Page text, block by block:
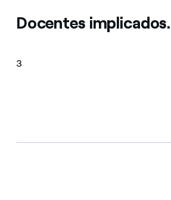
Docentes implicados.
3